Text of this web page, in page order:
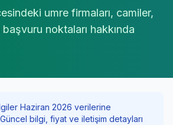
umre firmaları, camiler,
noktaları hakkında
Haziran 2026 verilerine
bilgi, fiyat ve iletişim detayları